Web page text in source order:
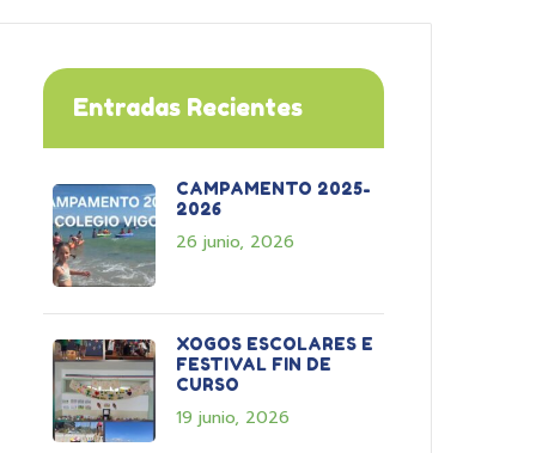
Entradas Recientes
CAMPAMENTO 2025-
2026
26 junio, 2026
XOGOS ESCOLARES E
FESTIVAL FIN DE
CURSO
19 junio, 2026